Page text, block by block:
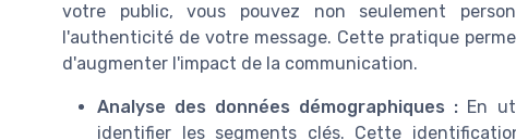
votre public, vous pouvez non seulement
l'authenticité de votre message. Cette pratique
d'augmenter l'impact de la communication.
Analyse des données démographiques : En
identifier les segments clés. Cette